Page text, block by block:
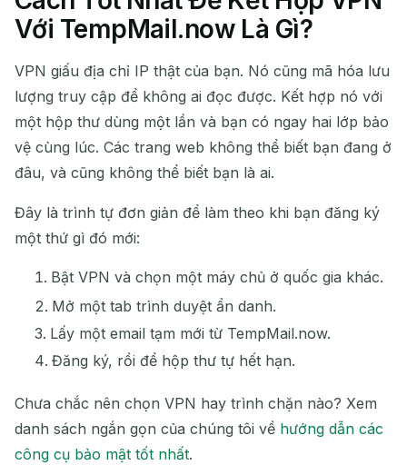
Với TempMail.now Là Gì?
VPN giấu địa chỉ IP thật của bạn. Nó cũng mã hóa lưu
lượng truy cập để không ai đọc được. Kết hợp nó với
một hộp thư dùng một lần và bạn có ngay hai lớp bảo
vệ cùng lúc. Các trang web không thể biết bạn đang ở
đâu, và cũng không thể biết bạn là ai.
Đây là trình tự đơn giản để làm theo khi bạn đăng ký
một thứ gì đó mới:
Bật VPN và chọn một máy chủ ở quốc gia khác.
Mở một tab trình duyệt ẩn danh.
Lấy một email tạm mới từ TempMail.now.
Đăng ký, rồi để hộp thư tự hết hạn.
Chưa chắc nên chọn VPN hay trình chặn nào? Xem
danh sách ngắn gọn của chúng tôi về hướng dẫn các
công cụ bảo mật tốt nhất.